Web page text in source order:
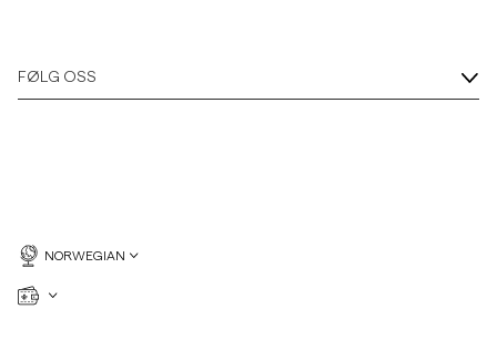
FØLG OSS
NORWEGIAN